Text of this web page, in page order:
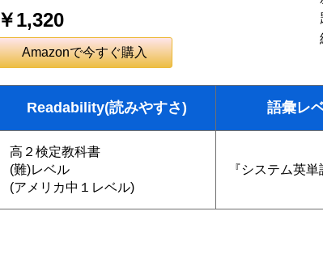
￥1,320
Amazonで今すぐ購入
Readability(読みやすさ) 語彙レ
高２検定教科書
(難)レベル
(アメリカ中１レベル)
『システム英単